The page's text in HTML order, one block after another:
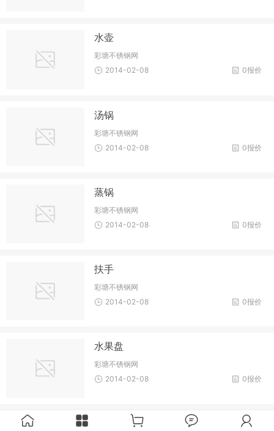
水壶
彩塘不锈钢网
0报价
2014-02-08
汤锅
彩塘不锈钢网
0报价
2014-02-08
蒸锅
彩塘不锈钢网
0报价
2014-02-08
扶手
彩塘不锈钢网
0报价
2014-02-08
水果盘
彩塘不锈钢网
0报价
2014-02-08